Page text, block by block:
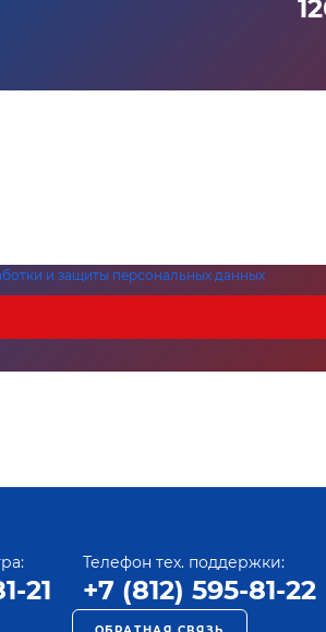
и защиты персональных данных
21
Телефон тех. поддержки:
+7 (812) 595-81-22